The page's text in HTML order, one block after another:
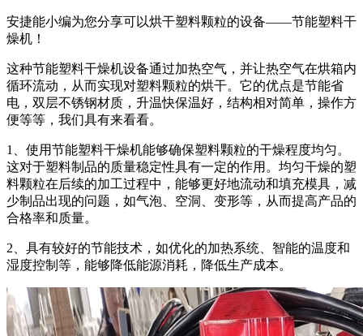
安捷能小编为您分享可以烘干塑料颗粒的设备——节能塑料干
燥机！
这种节能塑料干燥机设备通过加热空气，并让热空气在烘箱内
循环流动，从而实现对塑料颗粒的烘干。它的优点是节能省
电，双层不锈钢材质，升温快保温好，结构相对简单，操作方
便等等，我们具有来看看。
1、使用节能塑料干燥机能够确保塑料颗粒的干燥程度均匀。
这对于塑料制品的质量稳定性具有一定的作用。均匀干燥的塑
料颗粒在后续的加工过程中，能够更好地流动和填充模具，减
少制品出现的问题，如气泡、空洞、变形等，从而提高产品的
合格率和质量。
2、具有较好的节能技术，如优化的加热系统、智能的温度和
湿度控制等，能够降低能源消耗，降低生产成本。